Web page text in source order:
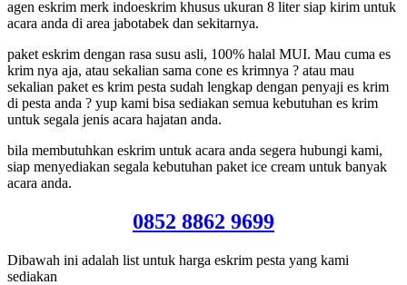
agen eskrim merk indoeskrim khusus ukuran 8 liter siap kirim untuk
acara anda di area jabotabek dan sekitarnya.
paket eskrim dengan rasa susu asli, 100% halal MUI. Mau cuma es
krim nya aja, atau sekalian sama cone es krimnya ? atau mau
sekalian paket es krim pesta sudah lengkap dengan penyaji es krim
di pesta anda ? yup kami bisa sediakan semua kebutuhan es krim
untuk segala jenis acara hajatan anda.
bila membutuhkan eskrim untuk acara anda segera hubungi kami,
siap menyediakan segala kebutuhan paket ice cream untuk banyak
acara anda.
0852 8862 9699
Dibawah ini adalah list untuk harga eskrim pesta yang kami
sediakan